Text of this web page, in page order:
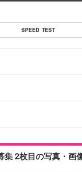
SPEED TEST
2枚目の写真・画